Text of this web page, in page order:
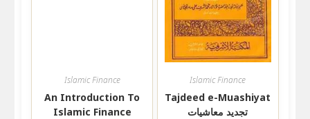
Islamic Finance
An Introduction To
Islamic Finance
Islamic Finance
Tajdeed e-Muashiyat
تجدید معاشیات